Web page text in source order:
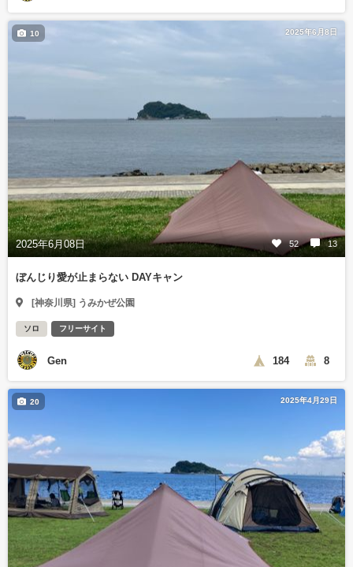
2025年6月8日
2025年6月08日 52 13
10
ぼんじり愛が止まらない DAYキャン
[神奈川県] うみかぜ公園
ソロ フリーサイト
Gen 184 8
2025年4月29日
20